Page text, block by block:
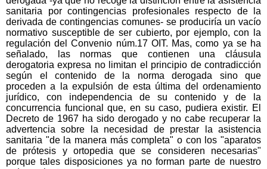
sanitaria por contingencias profesionales respecto de la
derivada de contingencias comunes- se produciría un vacío
normativo susceptible de ser cubierto, por ejemplo, con la
regulación del Convenio núm.17 OIT. Mas, como ya se ha
señalado, las normas que contienen una cláusula
derogatoria expresa no limitan el principio de contradicción
según el contenido de la norma derogada sino que
proceden a la expulsión de esta última del ordenamiento
jurídico, con independencia de su contenido y de la
concurrencia funcional que, en su caso, pudiera existir. El
Decreto de 1967 ha sido derogado y no cabe recuperar la
advertencia sobre la necesidad de prestar la asistencia
sanitaria "de la manera más completa" o con los "aparatos
de prótesis y ortopedia que se consideren necesarias"
porque tales disposiciones ya no forman parte de nuestro